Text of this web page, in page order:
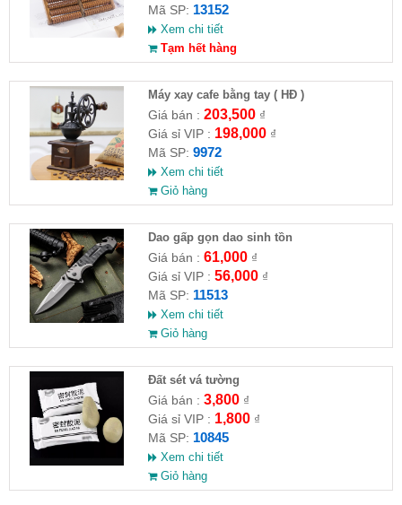
Mã SP: 13152
Xem chi tiết
Tạm hết hàng
Máy xay cafe bằng tay ( HĐ )
Giá bán : 203,500₫
Giá sỉ VIP : 198,000₫
Mã SP: 9972
Xem chi tiết
Giỏ hàng
Dao gấp gọn dao sinh tồn
Giá bán : 61,000₫
Giá sỉ VIP : 56,000₫
Mã SP: 11513
Xem chi tiết
Giỏ hàng
Đất sét vá tường
Giá bán : 3,800₫
Giá sỉ VIP : 1,800₫
Mã SP: 10845
Xem chi tiết
Giỏ hàng